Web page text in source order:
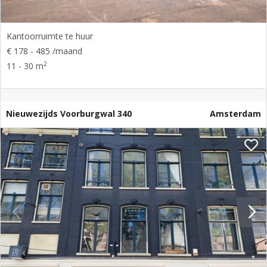
Kantoorruimte te huur
€ 178 - 485 /maand
11 - 30 m2
Nieuwezijds Voorburgwal 340 Amsterdam